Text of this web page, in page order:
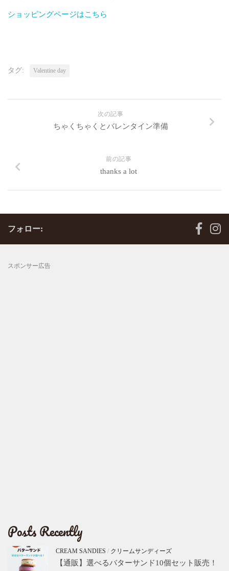
ショッピングページはこちら
タグ: Valentine day
次の記事
ちゃくちゃくとバレンタイン準備
前の記事
thanks a lot
フォロー:
スポンサー広告
Posts Recently
CREAM SANDIES / クリームサンディーズ
【通販】選べるバターサンド10個セット販売！